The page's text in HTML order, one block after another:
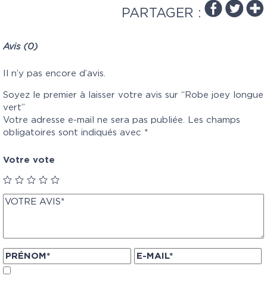
PARTAGER :
Avis (0)
Il n’y pas encore d’avis.
Soyez le premier à laisser votre avis sur “Robe joey longue
vert”
Votre adresse e-mail ne sera pas publiée.
Les champs
obligatoires sont indiqués avec *
Votre vote